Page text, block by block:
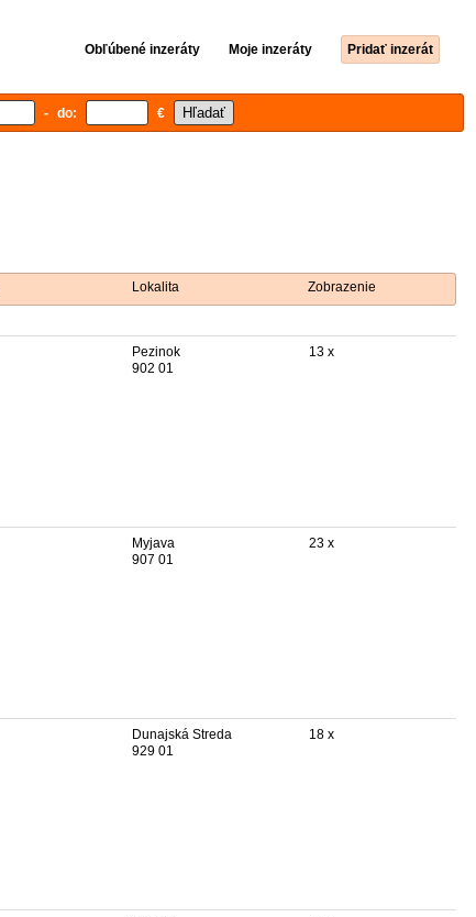
Obľúbené inzeráty Moje inzeráty Pridať inzerát
- do: €
Lokalita Zobrazenie
Pezinok
902 01
13 x
Myjava
907 01
23 x
Dunajská Streda
929 01
18 x